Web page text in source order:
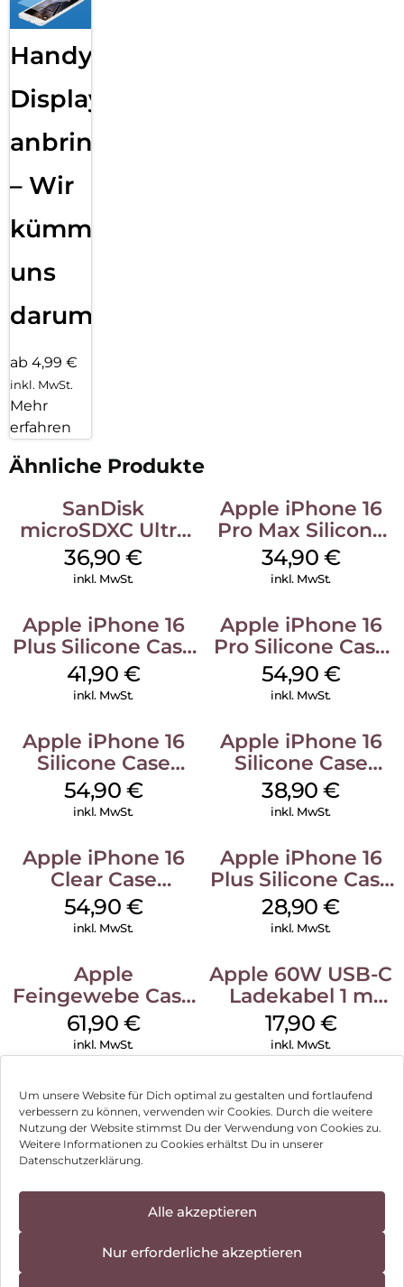
Um unsere Website für Dich optimal zu gestalten und fortlaufend
verbessern zu können, verwenden wir Cookies. Durch die weitere
Nutzung der Website stimmst Du der Verwendung von Cookies zu.
Weitere Informationen zu Cookies erhältst Du in unserer
Datenschutzerklärung.
Alle akzeptieren
Nur erforderliche akzeptieren
Handy
Displayfolie
anbringen
– Wir
kümmern
uns
darum!
ab 4,99 €
inkl. MwSt.
Mehr
erfahren
Ähnliche Produkte
SanDisk
microSDXC Ultra
128 GB + Adapter
Mobile
36,90€
inkl. MwSt.
Apple iPhone 16
Pro Max Silicone
Case MagSafe
Denim
34,90 €
inkl. MwSt.
Apple iPhone 16
Plus Silicone Case
MagSafe Stone
Gray
41,90 €
inkl. MwSt.
Apple iPhone 16
Pro Silicone Case
MagSafe Black
54,90 €
inkl. MwSt.
Apple iPhone 16
Silicone Case
MagSafe Lake
Green
54,90 €
inkl. MwSt.
Apple iPhone 16
Silicone Case
MagSafe
Ultramarine
38,90€
inkl. MwSt.
Apple iPhone 16
Clear Case
MagSafe
Transparent
54,90 €
inkl. MwSt.
Apple iPhone 16
Plus Silicone Case
MagSafe Black
28,90€
inkl. MwSt.
Apple
Feingewebe Case
iPhone 15 Pro
MagSafe Schwarz
61,90 €
inkl. MwSt.
Apple 60W USB-C
Ladekabel 1 m
Weiß
17,90 €
inkl. MwSt.
Impressum
Hinweis zur Batterieentsorgung